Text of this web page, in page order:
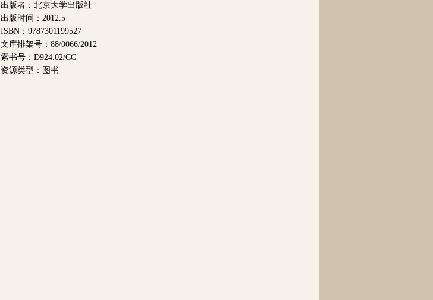
出版者：北京大学出版社
出版时间：2012.5
ISBN：9787301199527
文库排架号：88/0066/2012
索书号：D924.02/CG
资源类型：图书